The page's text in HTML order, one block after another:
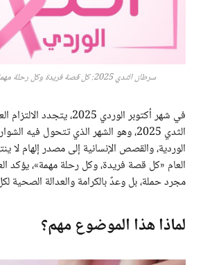
سرطان الثدي 2025: كل قصة فريدة وكل رحلة مهمة في أكتوبر الوردي
في شهر أكتوبر الوردي 2025،
الثدي 2025، وهو الشهر الذي تتحول فيه
الوردية، والقصص الإنسانية إلى مصدر إلهام
العام «كل قصة فريدة، وكل رحلة مهمة»، يؤكد
مجرد حملة، بل وعدٌ بالكرامة والعدالة الصحية
لماذا هذا الموضوع مهم؟